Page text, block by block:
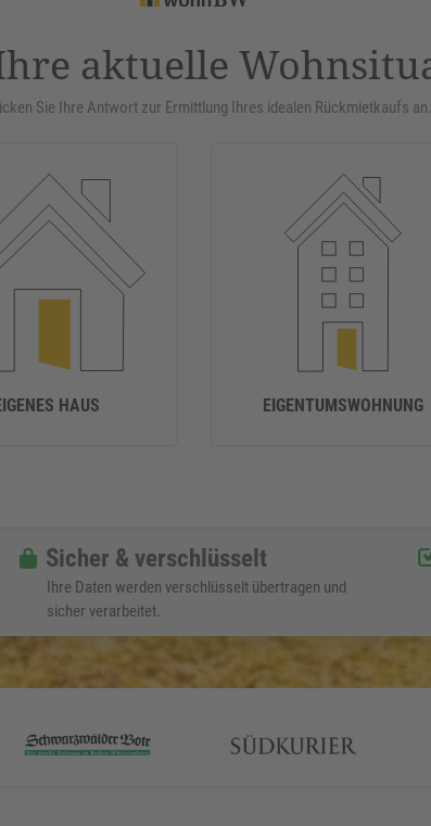
aktuelle
Sie Ihre Antwort zur Ermittlung Ihres idealen Rückmietkaufs an.
HAUS EIGENTUMSWOHNUNG
Sicher & verschlüsselt
Ihre Daten werden verschlüsselt übertragen und
sicher verarbeitet.